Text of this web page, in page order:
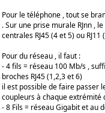
Pour le téléphone , tout se
. Sur une prise murale RJnn ,
centrales RJ45 (4 et 5) ou RJ11
Pour du réseau , il faut :
- 4 fils = réseau 100 Mb/s ,
broches RJ45 (1,2,3 et 6)
il est possible de faire passer
coupleurs à chaque extrémité
- 8 Fils = réseau Gigabit et au